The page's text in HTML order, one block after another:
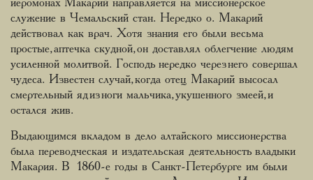
иеромонах Макарий направляется на миссионерское
служение в Чемальский стан. Нередко о. Макарий
действовал как врач. Хотя знания его были весьма
простые, аптечка скудной, он доставлял облегчение людям
усиленной молитвой. Господь нередко через него совершал
чудеса. Известен случай, когда отец Макарий высосал
смертельный яд из ноги мальчика, укушенного змеей, и
остался жив.
Выдающимся вкладом в дело алтайского миссионерства
была переводческая и издательская деятельность владыки
Макария. В 1860-е годы в Санкт-Петербурге им были